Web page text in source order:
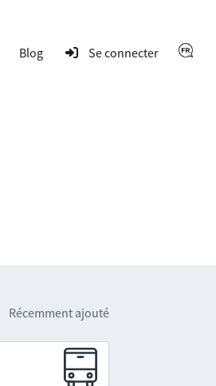
Blog Se connecter
Récemment ajouté